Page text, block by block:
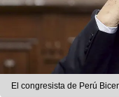
El congresista de Perú